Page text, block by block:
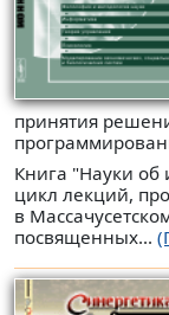
принятия
Книга "Науки об
цикл лекций,
в
посвященных...